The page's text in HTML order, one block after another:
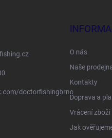
doctorfishingbrno
O nás
Naše
Kontakty
Doprava a
Vrácení zboží
Jak